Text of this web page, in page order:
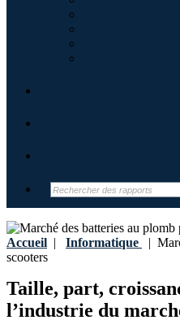
Accueil | Informatique |
scooters
Taille, part,
l’industrie du